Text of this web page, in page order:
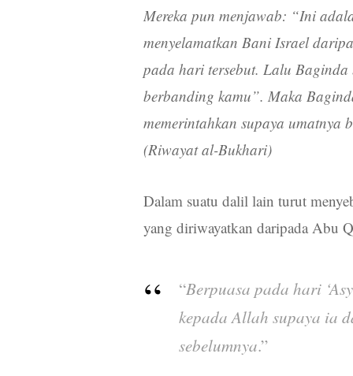
Mereka pun menjawab: “Ini
menyelamatkan Bani Israel
pada hari tersebut. Lalu Baginda
berbanding kamu”. Maka
memerintahkan supaya umatnya
(Riwayat al-Bukhari)
Dalam suatu dalil lain turut
yang diriwayatkan daripada Abu
“Berpuasa pada hari
kepada Allah supaya ia
sebelumnya.”